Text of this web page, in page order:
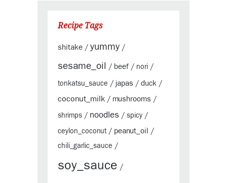
Recipe Tags
shitake / yummy /
sesame_oil / beef / nori /
tonkatsu_sauce / japas / duck /
coconut_milk / mushrooms /
shrimps / noodles / spicy /
ceylon_coconut / peanut_oil /
chili_garlic_sauce /
soy_sauce /